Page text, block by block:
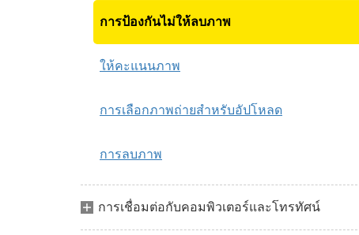
การป้องกันไม่ให้ลบภาพ
ให้คะแนนภาพ
การเลือกภาพถ่ายสำหรับอัปโหลด
การลบภาพ
การเชื่อมต่อกับคอมพิวเตอร์และโทรทัศน์